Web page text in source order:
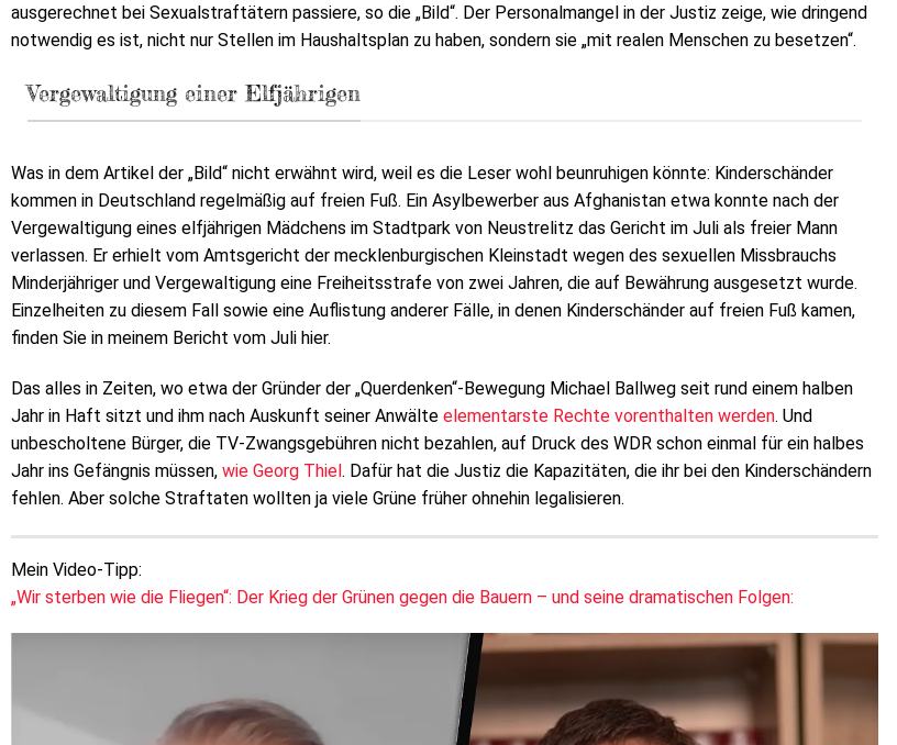
ausgerechnet bei Sexualstraftätern passiere, so die „Bild“. Der Personalmangel in der Justiz zeige, wie dringend
notwendig es ist, nicht nur Stellen im Haushaltsplan zu haben, sondern sie „mit realen Menschen zu besetzen“.
Vergewaltigung einer Elfjährigen
Was in dem Artikel der „Bild“ nicht erwähnt wird, weil es die Leser wohl beunruhigen könnte: Kinderschänder
kommen in Deutschland regelmäßig auf freien Fuß. Ein Asylbewerber aus Afghanistan etwa konnte nach der
Vergewaltigung eines elfjährigen Mädchens im Stadtpark von Neustrelitz das Gericht im Juli als freier Mann
verlassen. Er erhielt vom Amtsgericht der mecklenburgischen Kleinstadt wegen des sexuellen Missbrauchs
Minderjähriger und Vergewaltigung eine Freiheitsstrafe von zwei Jahren, die auf Bewährung ausgesetzt wurde.
Einzelheiten zu diesem Fall sowie eine Auflistung anderer Fälle, in denen Kinderschänder auf freien Fuß kamen,
finden Sie in meinem Bericht vom Juli hier.
Das alles in Zeiten, wo etwa der Gründer der „Querdenken“-Bewegung Michael Ballweg seit rund einem halben
Jahr in Haft sitzt und ihm nach Auskunft seiner Anwälte elementarste Rechte vorenthalten werden. Und
unbescholtene Bürger, die TV-Zwangsgebühren nicht bezahlen, auf Druck des WDR schon einmal für ein halbes
Jahr ins Gefängnis müssen, wie Georg Thiel. Dafür hat die Justiz die Kapazitäten, die ihr bei den Kinderschändern
fehlen. Aber solche Straftaten wollten ja viele Grüne früher ohnehin legalisieren.
Mein Video-Tipp:
„Wir sterben wie die Fliegen“: Der Krieg der Grünen gegen die Bauern – und seine dramatischen Folgen: